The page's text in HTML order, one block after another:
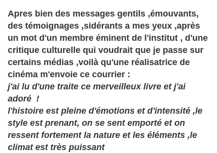
Apres bien des messages gentils ,émouvants,
des témoignages ,sidérants a mes yeux ,après
un mot d'un membre éminent de l'institut , d'une
critique culturelle qui voudrait que je passe sur
certains médias ,voilà qu'une réalisatrice de
cinéma m'envoie ce courrier :
j'ai lu d'une traite ce merveilleux livre et j'ai
adoré !
l'histoire est pleine d'émotions et d'intensité ,le
style est prenant, on se sent emporté et on
ressent fortement la nature et les éléments ,le
climat est très puissant